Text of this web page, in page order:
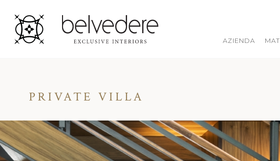
AZIENDA
PRIVATE VILLA